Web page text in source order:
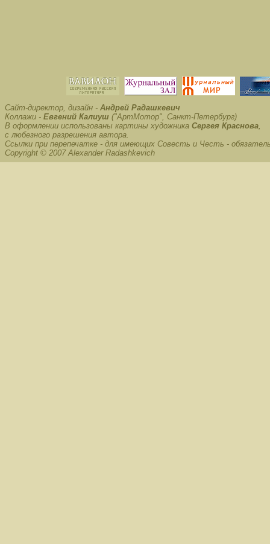
Сайт-директор, дизайн - Андрей Радашкевич
Коллажи - Евгений Калиуш ("АртМотор", Санкт-Петербург)
В оформлении использованы картины художника Сергея Краснова,
с любезного разрешения автора.
Ссылки при перепечатке - для имеющих Совесть и Честь -
Copyright © 2007 Alexander Radashkevich